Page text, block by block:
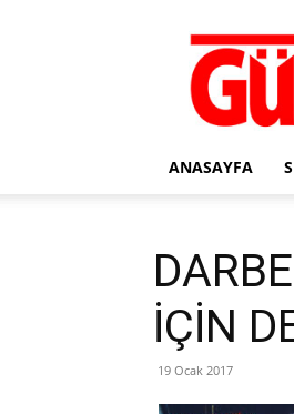
ANASAYFA
İÇİN
19 Ocak 2017